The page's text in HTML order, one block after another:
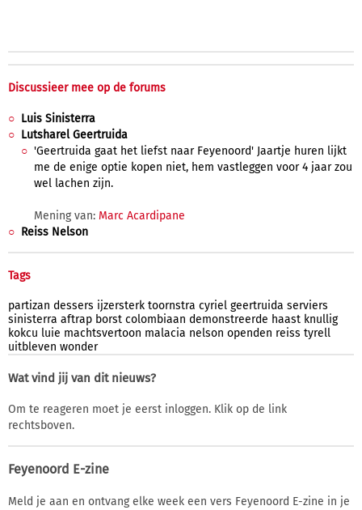
Discussieer mee op de forums
Luis Sinisterra
Lutsharel Geertruida
'Geertruida gaat het liefst naar Feyenoord' Jaartje huren lijkt
me de enige optie kopen niet, hem vastleggen voor 4 jaar zou
wel lachen zijn.
Mening van: Marc Acardipane
Reiss Nelson
Tags
partizan dessers ijzersterk toornstra cyriel geertruida serviers
sinisterra aftrap borst colombiaan demonstreerde haast knullig
kokcu luie machtsvertoon malacia nelson openden reiss tyrell
uitbleven wonder
Wat vind jij van dit nieuws?
Om te reageren moet je eerst inloggen. Klik op de link
rechtsboven.
Feyenoord E-zine
Meld je aan en ontvang elke week een vers Feyenoord E-zine in je